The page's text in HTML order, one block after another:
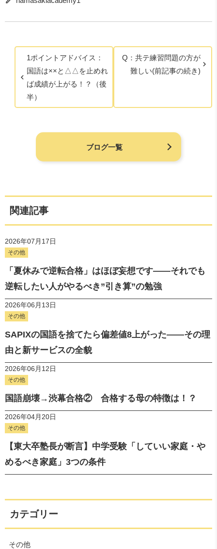
1ポイントアドバイス：
国語は××と△△を止めれ
ば成績が上がる！？（後
半）
Q：共テ練習問題の方が
難しい(前記事の続き)
ブログ一覧
関連記事
2026年07月17日
その他
「夏休みで逆転合格」はほぼ妄想です——それでも
逆転したい人がやるべき”引き算”の勉強
2026年06月13日
その他
SAPIXの国語を捨てたら偏差値8上がった――その理
由と新サービスの全貌
2026年06月12日
その他
国語崩壊→渋幕合格② 合格する母の特徴は！？
2026年04月20日
その他
【東大卒塾長が断言】中学受験「していい家庭・や
めるべき家庭」3つの条件
カテゴリー
その他